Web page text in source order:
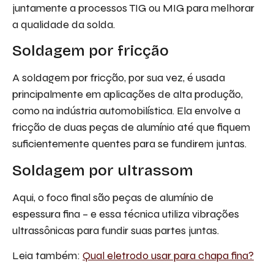
juntamente a processos TIG ou MIG para melhorar
a qualidade da solda.
Soldagem por fricção
A soldagem por fricção, por sua vez, é usada
principalmente em aplicações de alta produção,
como na indústria automobilística. Ela envolve a
fricção de duas peças de alumínio até que fiquem
suficientemente quentes para se fundirem juntas.
Soldagem por ultrassom
Aqui, o foco final são peças de alumínio de
espessura fina – e essa técnica utiliza vibrações
ultrassônicas para fundir suas partes juntas.
Leia também: Qual eletrodo usar para chapa fina?